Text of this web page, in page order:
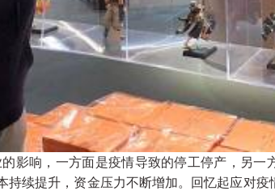
影响，一方面是疫情导致的停工停产，另一
持续提升，资金压力不断增加。回忆起应对